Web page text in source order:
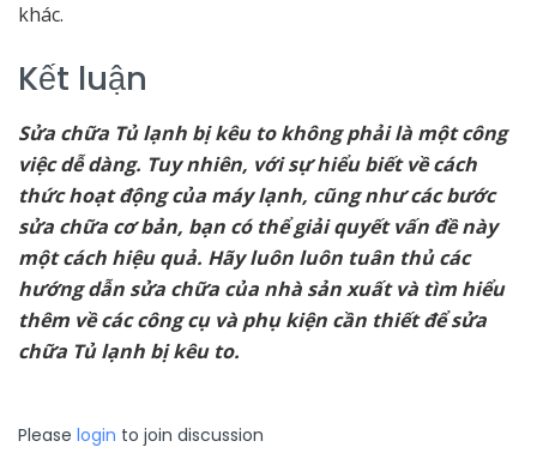
khác.
Kết luận
Sửa chữa Tủ lạnh bị kêu to không phải là một công
việc dễ dàng. Tuy nhiên, với sự hiểu biết về cách
thức hoạt động của máy lạnh, cũng như các bước
sửa chữa cơ bản, bạn có thể giải quyết vấn đề này
một cách hiệu quả. Hãy luôn luôn tuân thủ các
hướng dẫn sửa chữa của nhà sản xuất và tìm hiểu
thêm về các công cụ và phụ kiện cần thiết để sửa
chữa Tủ lạnh bị kêu to.
Please login to join discussion